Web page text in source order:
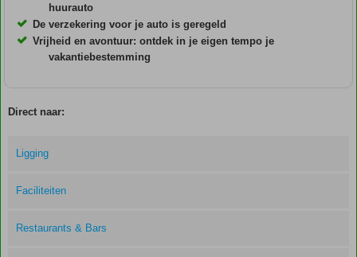
huurauto
De verzekering voor je auto is geregeld
Vrijheid en avontuur: ontdek in je eigen tempo je
vakantiebestemming
Direct naar:
Ligging
Faciliteiten
Restaurants & Bars